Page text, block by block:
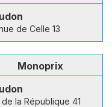
de Celle 13
Monoprix
de la République 41